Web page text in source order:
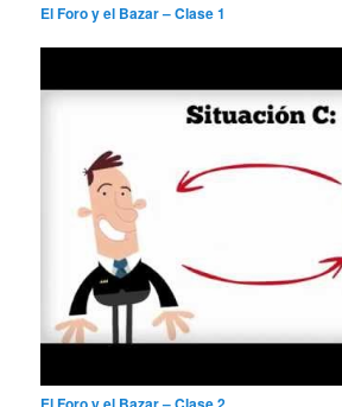
El Foro y el Bazar – Clase 1